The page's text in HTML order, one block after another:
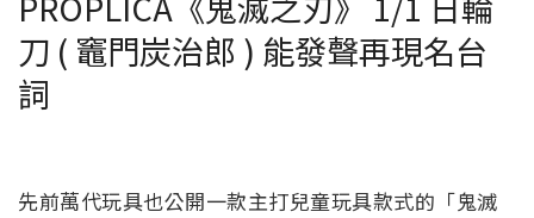
刀 ( 竈門炭治郎 ) 能發聲再現名台
詞
先前萬代玩具也公開一款主打兒童玩具款式的「鬼滅